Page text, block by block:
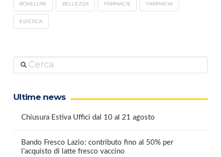
BORELLINI BELLEZZA FARMACIE FARMACIA
ESTETICA
Cerca
Ultime news
Chiusura Estiva Uffici dal 10 al 21 agosto
Bando Fresco Lazio: contributo fino al 50% per
l’acquisto di latte fresco vaccino